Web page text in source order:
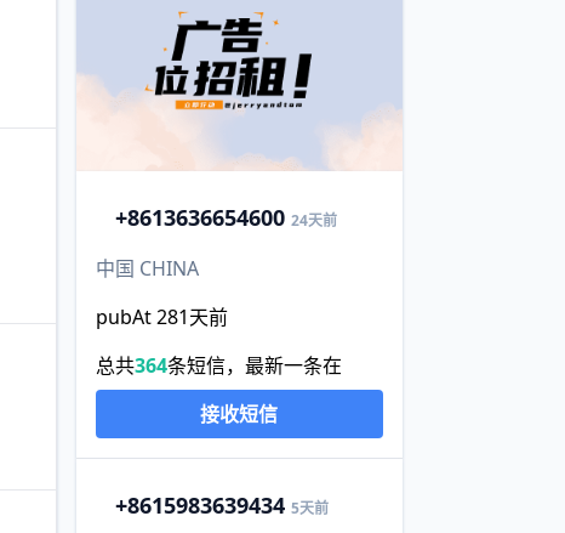
+8613636654600 24天前
中国 CHINA
pubAt 281天前
总共364条短信，最新一条在
接收短信
+8615983639434 5天前